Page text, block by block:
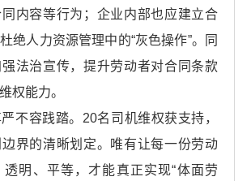
内容等行为；企业内部也应建立合
绝人力资源管理中的“灰色操作”。同
法治宣传，提升劳动者对合同条款
权能力。
容践踏。20名司机维权获支持，
界的清晰划定。唯有让每一份劳动
明、平等，才能真正实现“体面劳